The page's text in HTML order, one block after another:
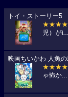
トイ・ストーリー5
児）がi...
映画ちいかわ 人魚
★★★★
ゃ怖か...